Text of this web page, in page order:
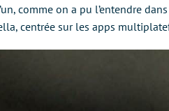
comme on a pu l’entendre
centrée sur les apps